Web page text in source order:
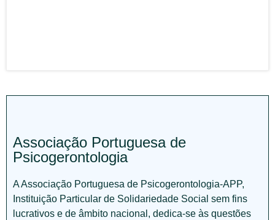
Associação Portuguesa de
Psicogerontologia
A Associação Portuguesa de Psicogerontologia-APP,
Instituição Particular de Solidariedade Social sem fins
lucrativos e de âmbito nacional, dedica-se às questões